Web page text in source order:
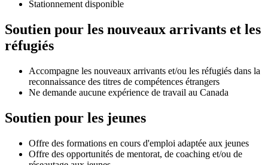
Stationnement disponible
Soutien pour les nouveaux arrivants et les
réfugiés
Accompagne les nouveaux arrivants et/ou les réfugiés dans la
reconnaissance des titres de compétences étrangers
Ne demande aucune expérience de travail au Canada
Soutien pour les jeunes
Offre des formations en cours d'emploi adaptée aux jeunes
Offre des opportunités de mentorat, de coaching et/ou de